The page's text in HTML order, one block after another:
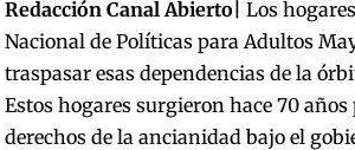
Redacción Canal Abierto| Los
Nacional de Políticas para Adultos
traspasar esas dependencias de la
Estos hogares surgieron hace 70
derechos de la ancianidad bajo el